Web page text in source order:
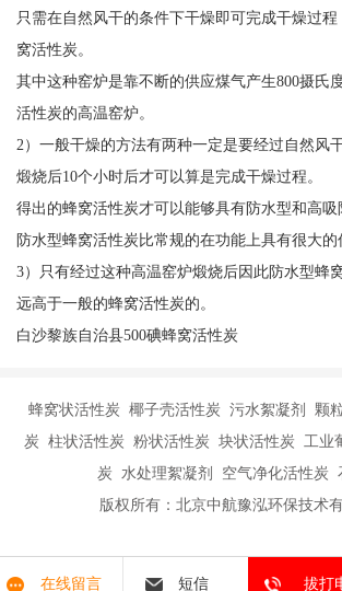
只需在自然风干的条件下干燥即可完成干燥过
窝活性炭。
其中这种窑炉是靠不断的供应煤气产生800摄氏
活性炭的高温窑炉。
2）一般干燥的方法有两种一定是要经过自然风
煅烧后10个小时后才可以算是完成干燥过程。
得出的蜂窝活性炭才可以能够具有防水型和高
防水型蜂窝活性炭比常规的在功能上具有很大的
3）只有经过这种高温窑炉煅烧后因此防水型蜂
远高于一般的蜂窝活性炭的。
白沙黎族自治县500碘蜂窝活性炭
蜂窝状活性炭 椰子壳活性炭 污水絮凝剂 颗
炭 柱状活性炭 粉状活性炭 块状活性炭 工业
炭 水处理絮凝剂 空气净化活性炭
版权所有：北京中航豫泓环保技术
在线留言 短信 拔打